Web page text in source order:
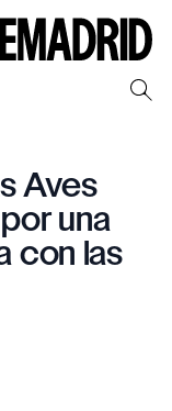
Aves
una
con las